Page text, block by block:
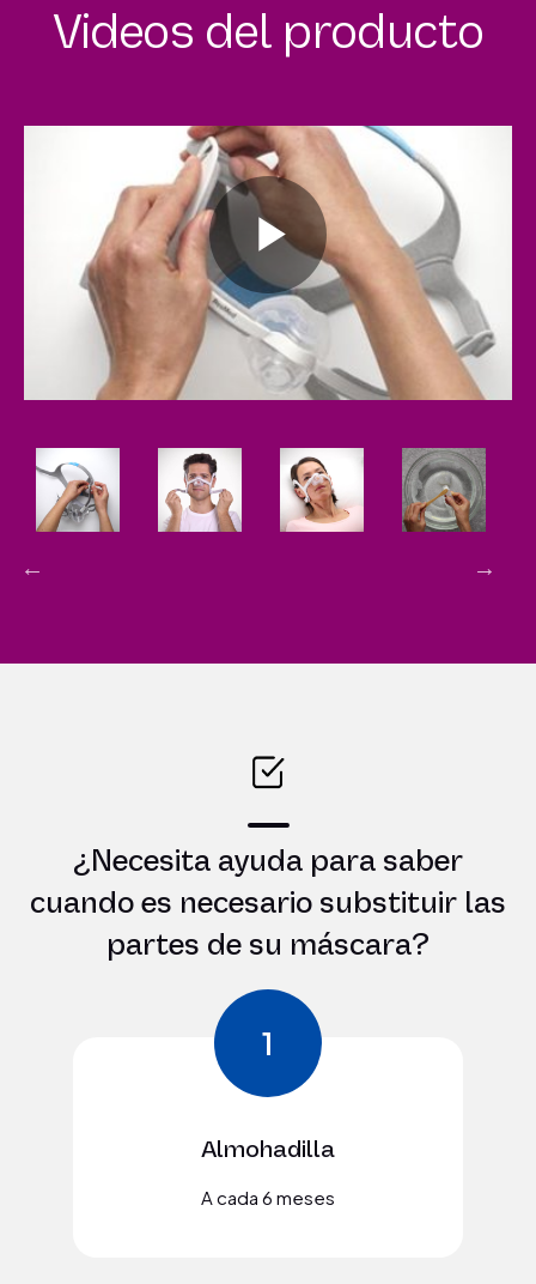
Videos del producto
Play
Video
¿Necesita ayuda para saber
cuando es necesario substituir las
partes de su máscara?
1
Almohadilla
A cada 6 meses